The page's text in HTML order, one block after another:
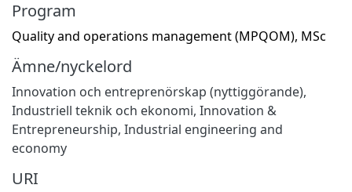
Program
Quality and operations management (MPQOM), MSc
Ämne/nyckelord
Innovation och entreprenörskap (nyttiggörande),
Industriell teknik och ekonomi, Innovation &
Entrepreneurship, Industrial engineering and
economy
URI